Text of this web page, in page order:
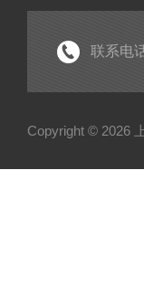
联系电
Copyright © 2026